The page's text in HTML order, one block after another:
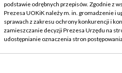
podstawie odrębnych przepisów. Zgodnie z
Prezesa UOKiK należy m. in. gromadzenie i
sprawach z zakresu ochrony konkurencji i
zamieszczanie decyzji Prezesa Urzędu na
udostępnianie oznaczenia stron